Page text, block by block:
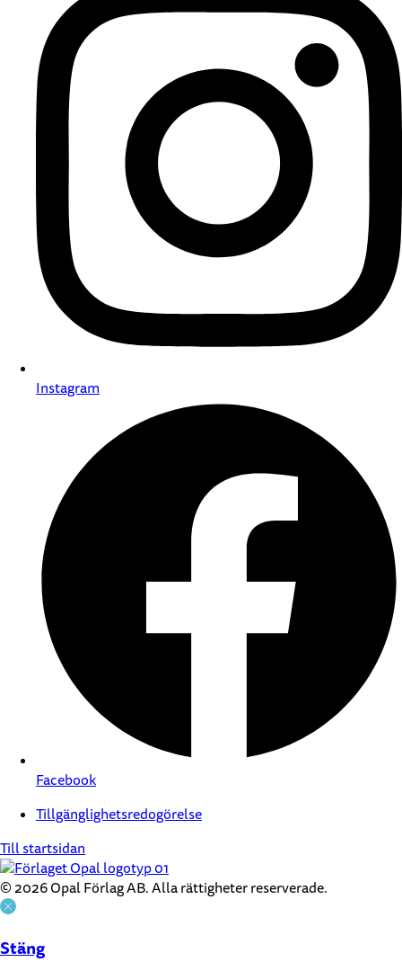
Instagram
Facebook
Tillgänglighetsredogörelse
Till startsidan
© 2026 Opal Förlag AB. Alla rättigheter reserverade.
Stäng